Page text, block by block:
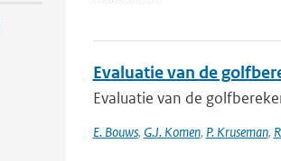
Evaluatie van de
Evaluatie van de
E. Bouws, G.J. Komen, P. Kruseman,